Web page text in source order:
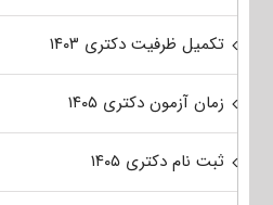
تکمیل ظرفیت دکتری ۱۴۰۳
زمان آزمون دکتری ۱۴۰۵
ثبت نام دکتری ۱۴۰۵